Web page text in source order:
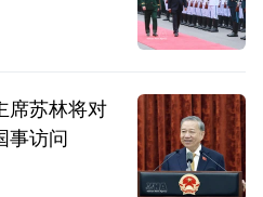
席苏林将对
事访问